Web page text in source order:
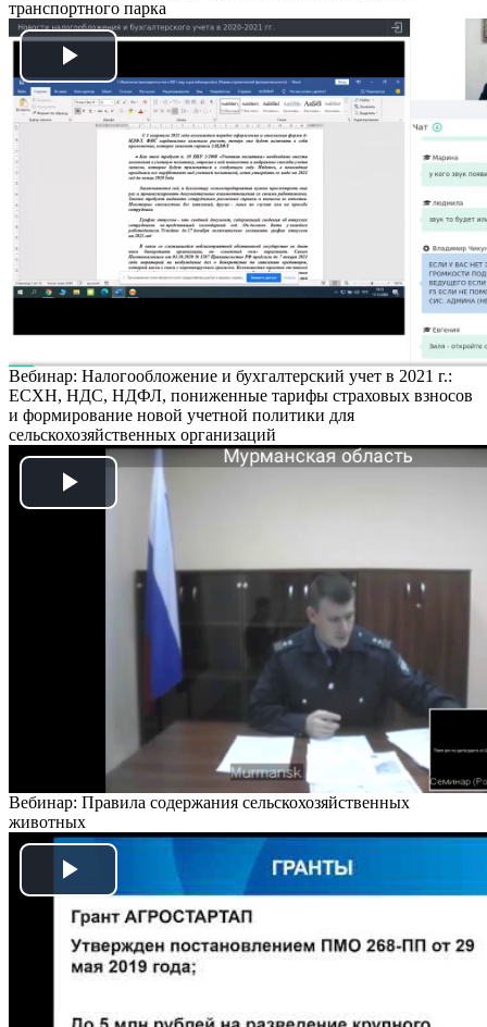
транспортного парка
Play
Video
Вебинар: Налогообложение и бухгалтерский учет в 2021 г.:
ЕСХН, НДС, НДФЛ, пониженные тарифы страховых взносов
и формирование новой учетной политики для
сельскохозяйственных организаций
Play
Video
Вебинар: Правила содержания сельскохозяйственных
животных
Play
Video